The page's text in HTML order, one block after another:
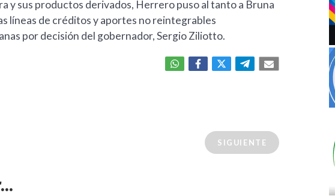
y sus productos derivados, Herrero puso al tanto a Bruna
líneas de créditos y aportes no reintegrables
por decisión del gobernador, Sergio Ziliotto.
SIGUIENTE